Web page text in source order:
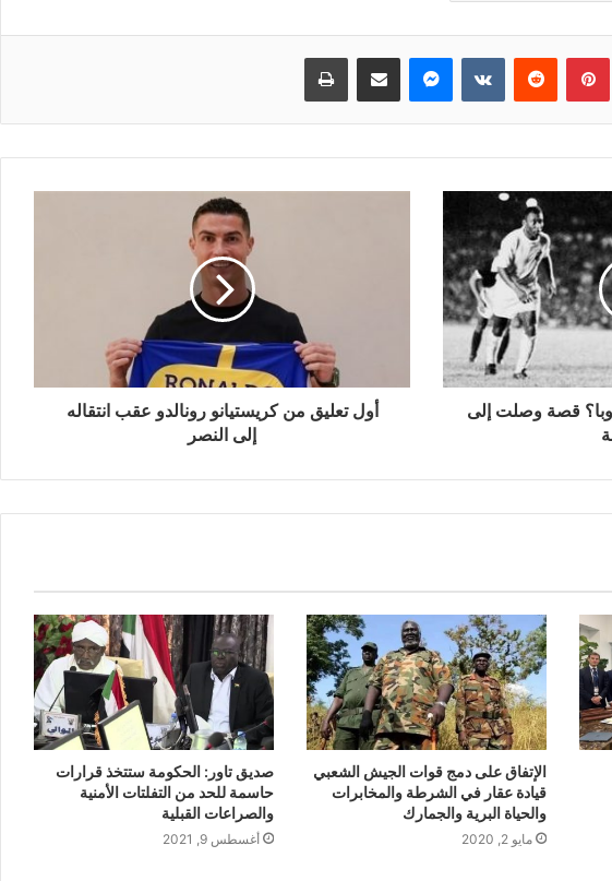
بينتيريست ماسنجر مشاركة عبر البريد طباعة
قصة وصلت إلى
أول تعليق من كريستيانو رونالدو عقب انتقاله
إلى النصر
الإتفاق على دمج قوات الجيش الشعبي
قيادة عقار في الشرطة والمخابرات
والحياة البرية والجمارك
مايو 2, 2020
صديق تاور: الحكومة ستتخذ قرارات
حاسمة للحد من التفلتات الأمنية
والصراعات القبلية
أغسطس 9, 2021